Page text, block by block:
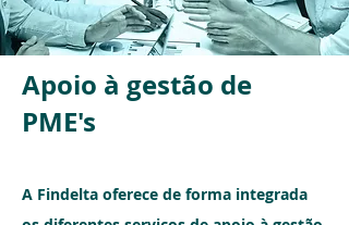
Apoio à gestão de
PME's
A Findelta oferece de forma integrada